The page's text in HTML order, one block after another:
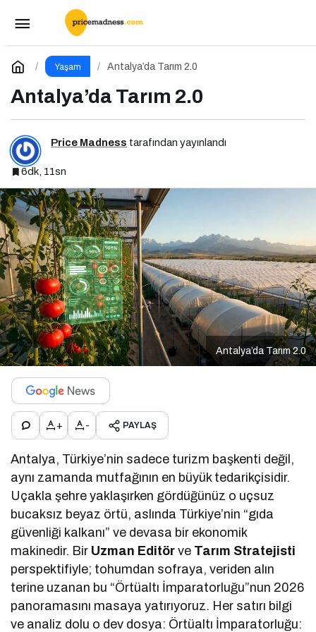
Yaşam Antalya’da Tarım 2.0
Antalya’da Tarım 2.0
Price Madness tarafından yayınlandı
6dk, 11sn
Antalya’da Tarım 2.0
+ - PAYLAŞ
Antalya, Türkiye’nin sadece turizm başkenti değil,
aynı zamanda mutfağının en büyük tedarikçisidir.
Uçakla şehre yaklaşırken gördüğünüz o uçsuz
bucaksız beyaz örtü, aslında Türkiye’nin “gıda
güvenliği kalkanı” ve devasa bir ekonomik
makinedir. Bir Uzman Editör ve Tarım Stratejisti
perspektifiyle; tohumdan sofraya, veriden alın
terine uzanan bu “Örtüaltı İmparatorluğu”nun 2026
panoramasını masaya yatırıyoruz. Her satırı bilgi
ve analiz dolu o dev dosya: Örtüaltı İmparatorluğu:
Melike Turan Kimdir?